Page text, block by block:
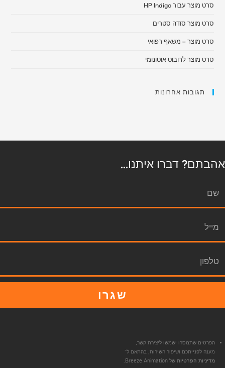
סרט מוצר עבור HP Indigo
סרט מוצר סודה סטרים
סרט מוצר – משאף רפואי​
סרט מוצר לרובוט אוטונומי
תגובות אחרונות
אהבתם? דברו איתנו...
שגרו
הפרטים שתמסרו ישמשו ליצירת קשר,
מענה לפנייתכם ושיפור השירות, בהתאם ל־
מדיניות הפרטיות של Breeze Animation.